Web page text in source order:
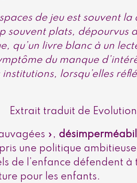
de jeu est souvent
souvent plats, dépourvus
qu’un livre blanc à un
du manque
lorsqu’elles
Extrait traduit de
»,
une politique
de l’enfance défendent
pour les enfants.